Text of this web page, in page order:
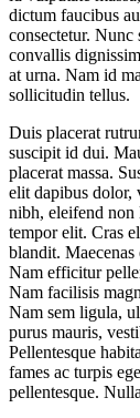
dictum faucibus
consectetur. Nunc
convallis
at urna. Nam id
sollicitudin tellus.
Duis placerat
suscipit id dui.
placerat massa.
elit dapibus dolor,
nibh, eleifend non
tempor elit. Cras
blandit.
Nam efficitur
Nam facilisis
Nam sem ligula,
purus mauris,
Pellentesque
fames ac turpis
pellentesque.